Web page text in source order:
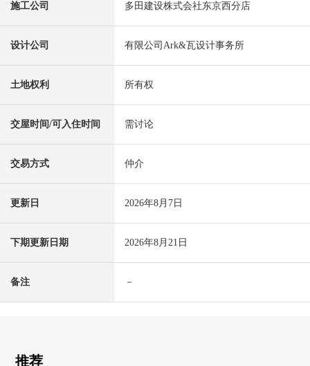
施工公司 多田建设株式会社东京西分店
设计公司 有限公司Ark&瓦设计事务所
土地权利 所有权
交屋时间/可入住时间 需讨论
交易方式 仲介
更新日 2026年8月7日
下期更新日期 2026年8月21日
备注 －
推荐